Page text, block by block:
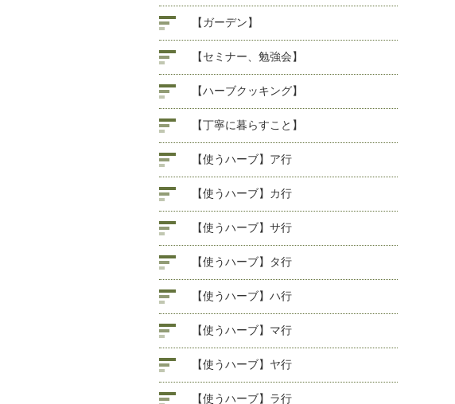
【ガーデン】
【セミナー、勉強会】
【ハーブクッキング】
【丁寧に暮らすこと】
【使うハーブ】ア行
【使うハーブ】カ行
【使うハーブ】サ行
【使うハーブ】タ行
【使うハーブ】ハ行
【使うハーブ】マ行
【使うハーブ】ヤ行
【使うハーブ】ラ行